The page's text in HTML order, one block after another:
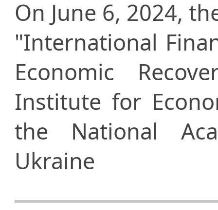
On June 6, 2024,
"International
Economic
Institute for
the National
Ukraine